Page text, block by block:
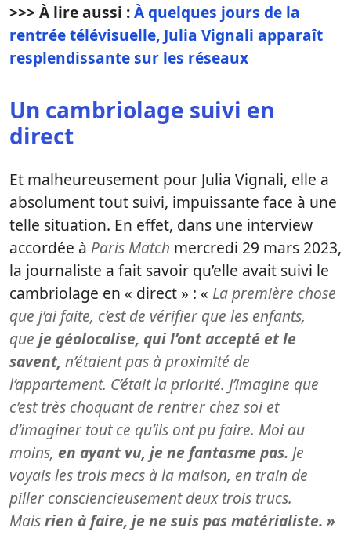
>>> À lire aussi :À quelques jours de la
rentrée télévisuelle, Julia Vignali apparaît
resplendissante sur les réseaux
Un cambriolage suivi en
direct
Et malheureusement pour Julia Vignali, elle a
absolument tout suivi, impuissante face à une
telle situation. En effet, dans une interview
accordée à Paris Match mercredi 29 mars 2023,
la journaliste a fait savoir qu’elle avait suivi le
cambriolage en « direct » : « La première chose
que j’ai faite, c’est de vérifier que les enfants,
que je géolocalise, qui l’ont accepté et le
savent, n’étaient pas à proximité de
l’appartement. C’était la priorité. J’imagine que
c’est très choquant de rentrer chez soi et
d’imaginer tout ce qu’ils ont pu faire. Moi au
moins, en ayant vu, je ne fantasme pas. Je
voyais les trois mecs à la maison, en train de
piller consciencieusement deux trois trucs.
Maisrien à faire, je ne suis pas matérialiste. »